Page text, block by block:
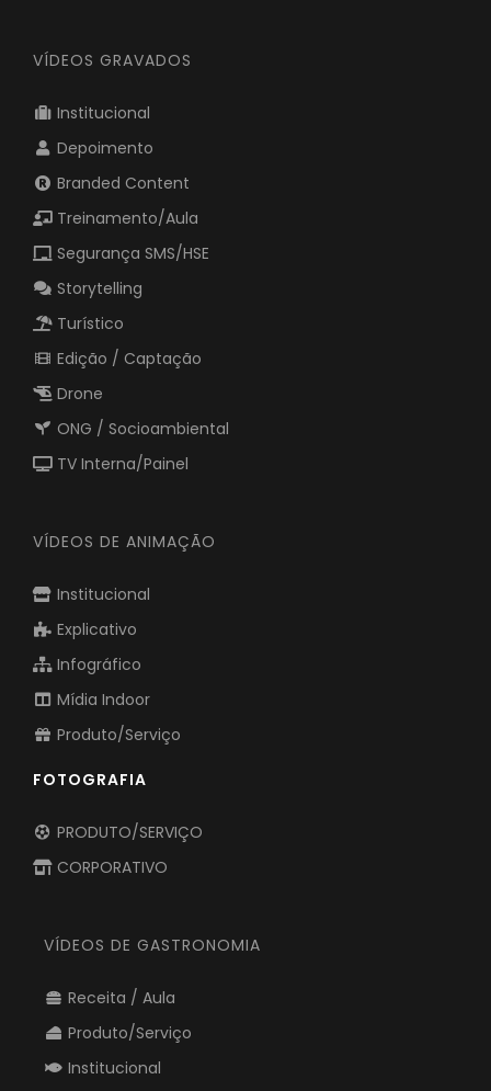
VÍDEOS GRAVADOS
Institucional
Depoimento
Branded Content
Treinamento/Aula
Segurança SMS/HSE
Storytelling
Turístico
Edição / Captação
Drone
ONG / Socioambiental
TV Interna/Painel
VÍDEOS DE ANIMAÇÃO
Institucional
Explicativo
Infográfico
Mídia Indoor
Produto/Serviço
FOTOGRAFIA
PRODUTO/SERVIÇO
CORPORATIVO
VÍDEOS DE GASTRONOMIA
Receita / Aula
Produto/Serviço
Institucional